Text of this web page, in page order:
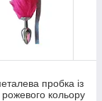
пробка із
кольору